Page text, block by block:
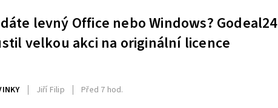
levný Office nebo Windows? Godeal24
velkou akci na originální licence
Jiří Filip Před 7 hod.